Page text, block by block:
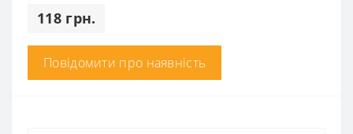
118 грн.
Повідомити про наявність